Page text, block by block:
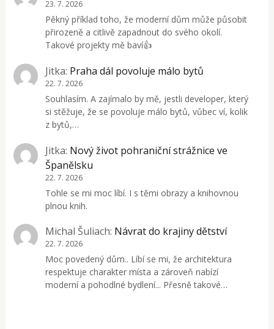
23. 7. 2026
Pěkný příklad toho, že moderní dům může působit
přirozeně a citlivě zapadnout do svého okolí.
Takové projekty mě baví👍
Jitka: Praha dál povoluje málo bytů
22. 7. 2026
Souhlasím. A zajímalo by mě, jestli developer, který
si stěžuje, že se povoluje málo bytů, vůbec ví, kolik
z bytů,…
Jitka: Nový život pohraniční strážnice ve
Španělsku
22. 7. 2026
Tohle se mi moc líbí. I s těmi obrazy a knihovnou
plnou knih.
Michal Šuliach: Návrat do krajiny dětství
22. 7. 2026
Moc povedený dům.. Líbí se mi, že architektura
respektuje charakter místa a zároveň nabízí
moderní a pohodlné bydlení... Přesně takové…